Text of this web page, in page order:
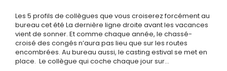
Les 5 profils de collègues que vous croiserez forcément au
bureau cet été La dernière ligne droite avant les vacances
vient de sonner. Et comme chaque année, le chassé-
croisé des congés n’aura pas lieu que sur les routes
encombrées. Au bureau aussi, le casting estival se met en
place. Le collègue qui coche chaque jour sur…